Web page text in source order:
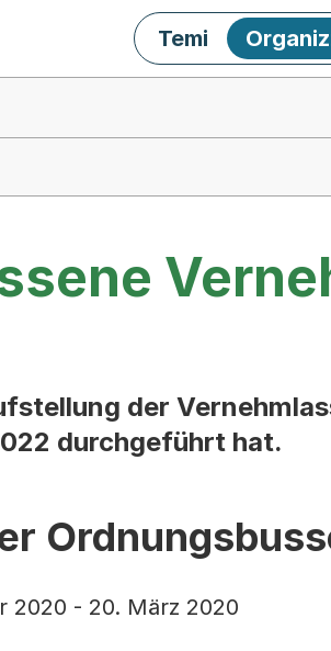
Temi
der
durchgeführt hat.
2020 - 20. März 2020